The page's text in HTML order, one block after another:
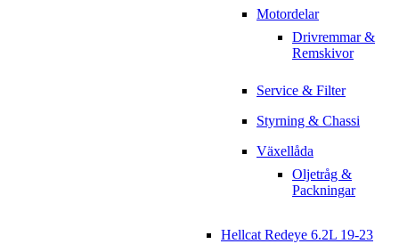
Motordelar
Drivremmar &
Remskivor
Service & Filter
Styrning & Chassi
Växellåda
Oljetråg &
Packningar
Hellcat Redeye 6.2L 19-23